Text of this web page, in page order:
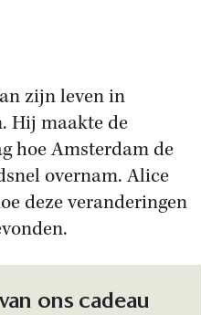
zijn leven in
Hij maakte de
hoe Amsterdam de
overnam. Alice
deze veranderingen
ons cadeau